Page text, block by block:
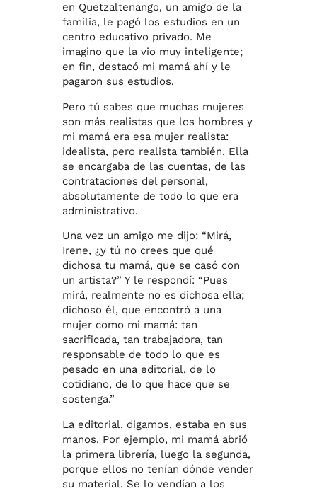
en Quetzaltenango, un amigo de la
familia, le pagó los estudios en un
centro educativo privado. Me
imagino que la vio muy inteligente;
en fin, destacó mi mamá ahí y le
pagaron sus estudios.
Pero tú sabes que muchas mujeres
son más realistas que los hombres y
mi mamá era esa mujer realista:
idealista, pero realista también. Ella
se encargaba de las cuentas, de las
contrataciones del personal,
absolutamente de todo lo que era
administrativo.
Una vez un amigo me dijo: “Mirá,
Irene, ¿y tú no crees que qué
dichosa tu mamá, que se casó con
un artista?” Y le respondí: “Pues
mirá, realmente no es dichosa ella;
dichoso él, que encontró a una
mujer como mi mamá: tan
sacrificada, tan trabajadora, tan
responsable de todo lo que es
pesado en una editorial, de lo
cotidiano, de lo que hace que se
sostenga.”
La editorial, digamos, estaba en sus
manos. Por ejemplo, mi mamá abrió
la primera librería, luego la segunda,
porque ellos no tenían dónde vender
su material. Se lo vendían a los